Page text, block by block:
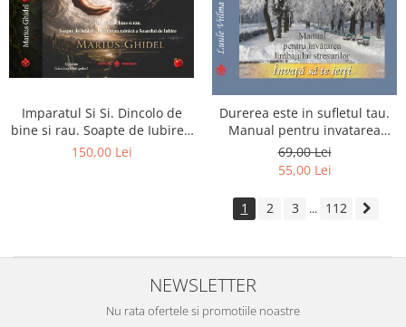
Imparatul Si Si. Dincolo de
bine si rau. Soapte de Iubire -
Invatatura tainica a Soarelui
150,00 Lei
Durerea este in sufletul tau.
Manual pentru invatarea
limbajului stresurilor Seria
Invata sa te Ierti Luule Viilma
69,00 Lei
55,00 Lei
1 2 3 ... 112
NEWSLETTER
Nu rata ofertele si promotiile noastre